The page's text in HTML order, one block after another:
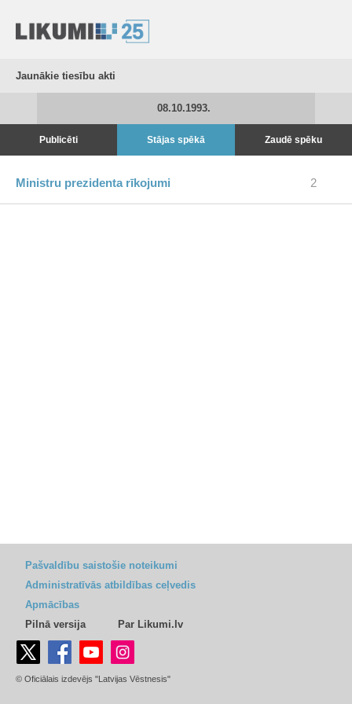
Jaunākie tiesību akti
08.10.1993.
Publicēti Stājas spēkā Zaudē spēku
Ministru prezidenta rīkojumi 2
Pašvaldību saistošie noteikumi
Administratīvās atbildības ceļvedis
Apmācības
Pilnā versija
Par Likumi.lv
© Oficiālais izdevējs "Latvijas Vēstnesis"